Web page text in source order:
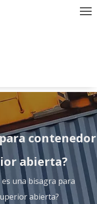
contenedor
abierta?
es una bisagra para
abierta?